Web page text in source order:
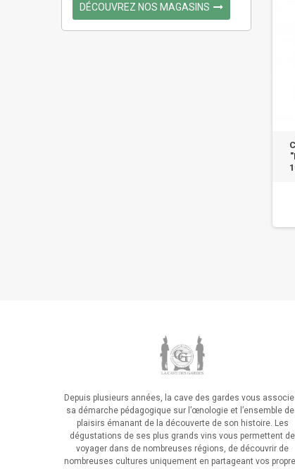
DÉCOUVREZ NOS MAGASINS
Depuis plusieurs années, la cave des gardes vous associe
sa démarche pédagogique sur l’œnologie et l’ensemble
plaisirs émanant de la découverte de son histoire. Les
dégustations de ses plus grands vins vous permettent de
voyager dans de nombreuses régions, de découvrir de
nombreuses cultures uniquement en partageant vos